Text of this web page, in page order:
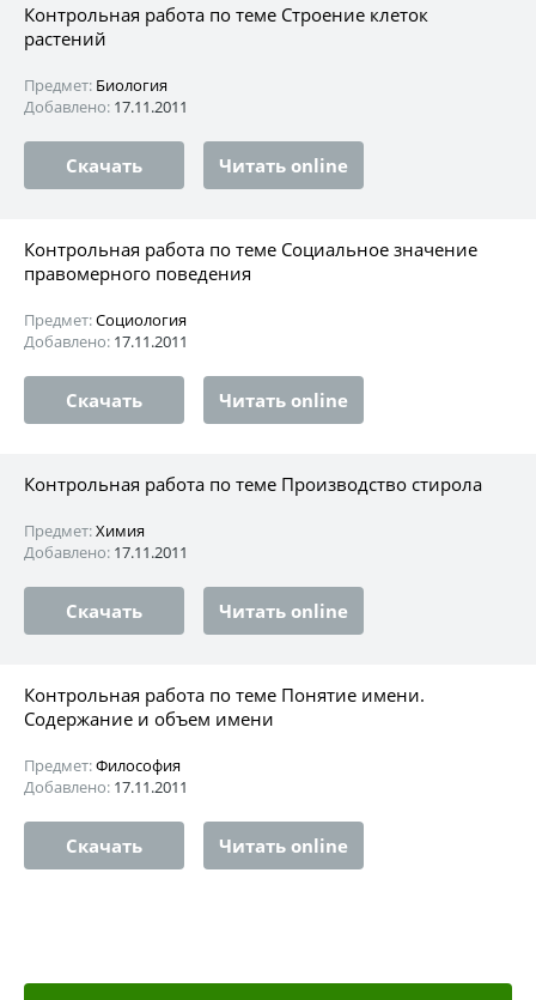
Контрольная работа по теме Строение клеток
растений
Предмет: Биология
Добавлено: 17.11.2011
Скачать Читать online
Контрольная работа по теме Социальное значение
правомерного поведения
Предмет:Социология
Добавлено: 17.11.2011
Скачать Читать online
Контрольная работа по теме Производство стирола
Предмет:Химия
Добавлено: 17.11.2011
Скачать Читать online
Контрольная работа по теме Понятие имени.
Содержание и объем имени
Предмет:Философия
Добавлено: 17.11.2011
Скачать Читать online